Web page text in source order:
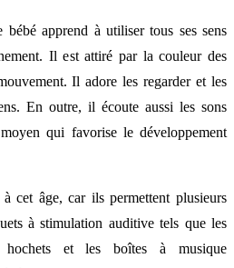
apprend à utiliser tous ses sens
Il est attiré par la couleur des
Il adore les regarder et les
En outre, il écoute aussi les sons
qui favorise le développement
cet âge, car ils permettent plusieurs
à stimulation auditive tels que les
hochets et les boîtes à musique